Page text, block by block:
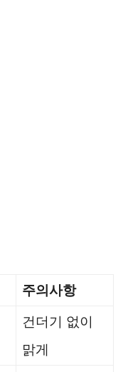
주의사항
건더기 없이
맑게